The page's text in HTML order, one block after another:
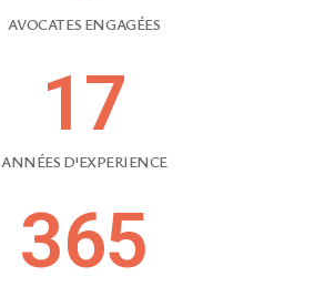
AVOCATES ENGAGÉES
ANNÉES D'EXPERIENCE
17
365